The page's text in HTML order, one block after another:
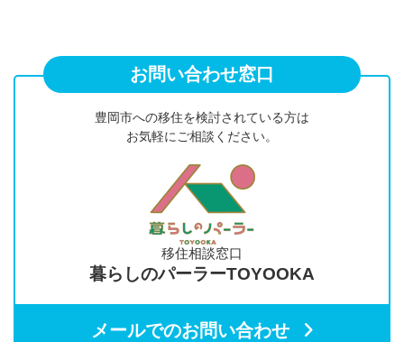
お問い合わせ窓口
豊岡市への移住を検討されている方は
お気軽にご相談ください。
移住相談窓口
暮らしのパーラーTOYOOKA
メールでのお問い合わせ